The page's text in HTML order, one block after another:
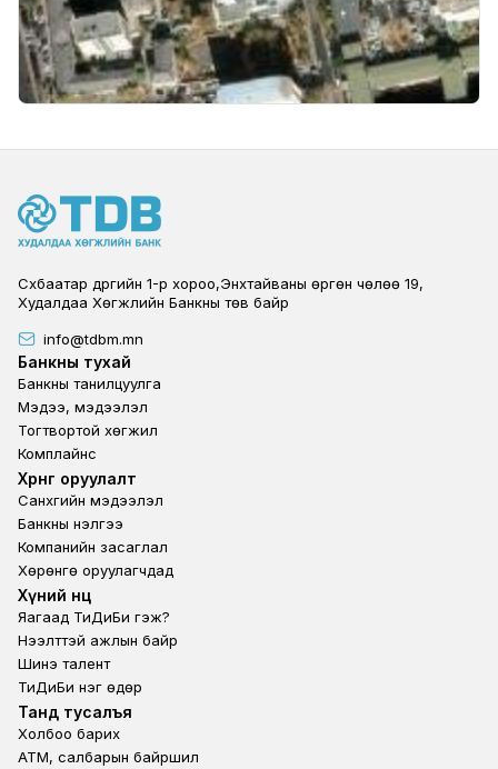
Сүхбаатар дүүргийн 1-р хороо,Энхтайваны өргөн чөлөө 19,
Худалдаа Хөгжлийн Банкны төв байр
info@tdbm.mn
Footer
Банкны тухай
Банкны танилцуулга
Мэдээ, мэдээлэл
Тогтвортой хөгжил
Комплайнс
Footer third
Хөрөнгө оруулалт
Санхүүгийн мэдээлэл
Банкны үнэлгээ
Компанийн засаглал
Хөрөнгө оруулагчдад
Footer second
Хүний нөөц
Яагаад ТиДиБи гэж?
Нээлттэй ажлын байр
Шинэ талент
ТиДиБи нэг өдөр
Footer fourth
Танд тусалъя
Холбоо барих
ATM, салбарын байршил